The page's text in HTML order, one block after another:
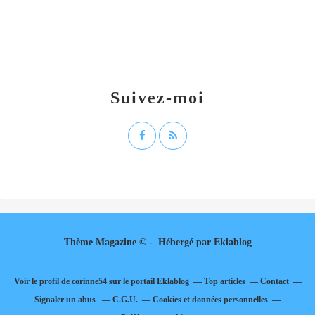
Suivez-moi
Thème Magazine © - Hébergé par Eklablog
Voir le profil de corinne54sur le portail Eklablog Top articles
Contact
Signaler un abus
C.G.U.
Cookies et données personnelles